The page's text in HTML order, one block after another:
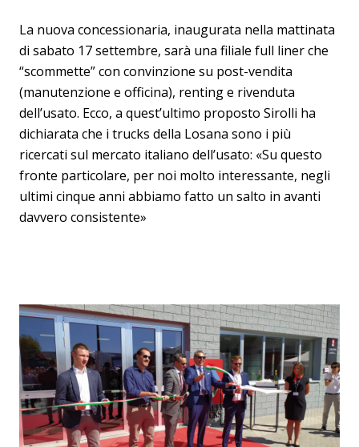
La nuova concessionaria, inaugurata nella mattinata
di sabato 17 settembre, sarà una filiale full liner che
“scommette” con convinzione su post-vendita
(manutenzione e officina), renting e rivenduta
dell’usato. Ecco, a quest’ultimo proposto Sirolli ha
dichiarata che i trucks della Losana sono i più
ricercati sul mercato italiano dell’usato: «Su questo
fronte particolare, per noi molto interessante, negli
ultimi cinque anni abbiamo fatto un salto in avanti
davvero consistente»